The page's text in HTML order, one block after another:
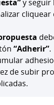
y seguir
cliquear
“Adherir”.
de subir